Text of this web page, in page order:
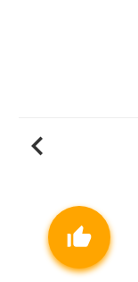
chevron_left
thumb_up_alt